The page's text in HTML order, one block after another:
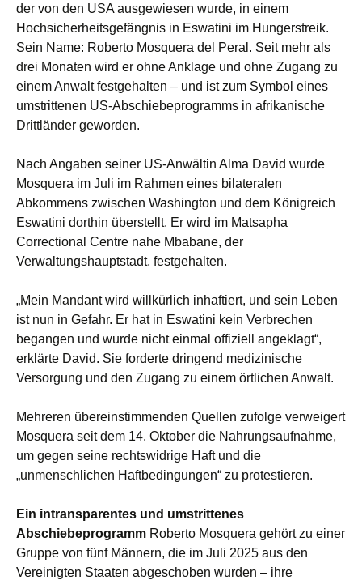
der von den USA ausgewiesen wurde, in einem
Hochsicherheitsgefängnis in Eswatini im Hungerstreik.
Sein Name: Roberto Mosquera del Peral. Seit mehr als
drei Monaten wird er ohne Anklage und ohne Zugang zu
einem Anwalt festgehalten – und ist zum Symbol eines
umstrittenen US-Abschiebeprogramms in afrikanische
Drittländer geworden.
Nach Angaben seiner US-Anwältin Alma David wurde
Mosquera im Juli im Rahmen eines bilateralen
Abkommens zwischen Washington und dem Königreich
Eswatini dorthin überstellt. Er wird im Matsapha
Correctional Centre nahe Mbabane, der
Verwaltungshauptstadt, festgehalten.
„Mein Mandant wird willkürlich inhaftiert, und sein Leben
ist nun in Gefahr. Er hat in Eswatini kein Verbrechen
begangen und wurde nicht einmal offiziell angeklagt“,
erklärte David. Sie forderte dringend medizinische
Versorgung und den Zugang zu einem örtlichen Anwalt.
Mehreren übereinstimmenden Quellen zufolge verweigert
Mosquera seit dem 14. Oktober die Nahrungsaufnahme,
um gegen seine rechtswidrige Haft und die
„unmenschlichen Haftbedingungen“ zu protestieren.
Ein intransparentes und umstrittenes
Abschiebeprogramm Roberto Mosquera gehört zu einer
Gruppe von fünf Männern, die im Juli 2025 aus den
Vereinigten Staaten abgeschoben wurden – ihre